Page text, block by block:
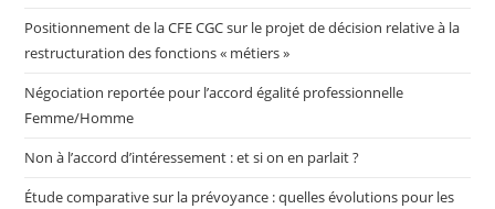
Positionnement de la CFE CGC sur le projet de décision relative à la
restructuration des fonctions « métiers »
Négociation reportée pour l’accord égalité professionnelle
Femme/Homme
Non à l’accord d’intéressement : et si on en parlait ?
Étude comparative sur la prévoyance : quelles évolutions pour les